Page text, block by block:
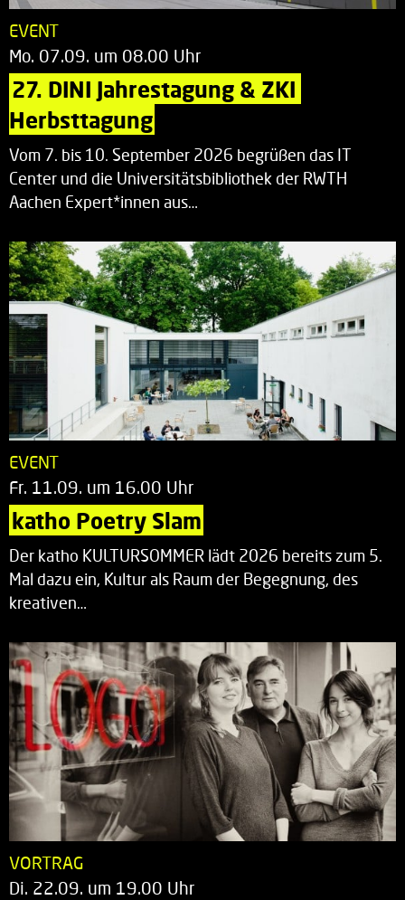
EVENT
Mo. 07.09. um 08.00 Uhr
27. DINI Jahrestagung & ZKI
Herbsttagung
Vom 7. bis 10. September 2026 begrüßen das IT
Center und die Universitätsbibliothek der RWTH
Aachen Expert*innen aus…
EVENT
Fr. 11.09. um 16.00 Uhr
katho Poetry Slam
Der katho KULTURSOMMER lädt 2026 bereits zum 5.
Mal dazu ein, Kultur als Raum der Begegnung, des
kreativen…
VORTRAG
Di. 22.09. um 19.00 Uhr